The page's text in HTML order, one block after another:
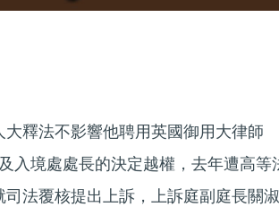
釋法不影響他聘用英國御用大律師
入境處處長的決定越權，去年遭高等
法覆核提出上訴，上訴庭副庭長關淑